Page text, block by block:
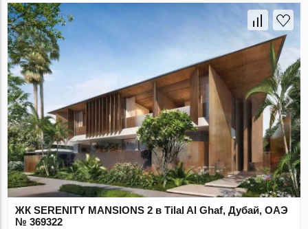
ЖК SERENITY MANSIONS 2 в Tilal Al Ghaf, Дубай, ОАЭ
№ 369322